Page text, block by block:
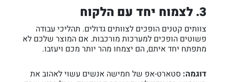
3. לצמוח יחד עם הלקוח
צוותים קטנים הופכים לצוותים גדולים. תהליכי עבודה
פשוטים הופכים למערכות מורכבות. אם המוצר שלכם לא
מתפתח יחד איתם, הם יצמחו מהר יותר מכם ויעזבו.
דוגמה: סטארט-אפ של חמישה אנשים עשוי לאהוב את